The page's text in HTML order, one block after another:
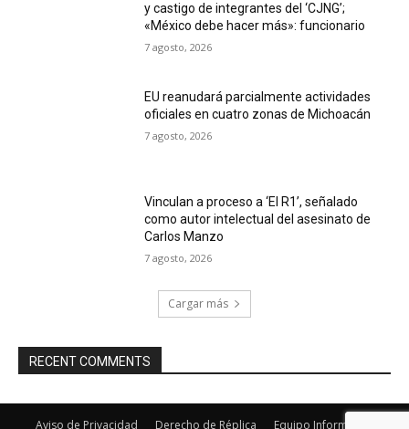
y castigo de integrantes del ‘CJNG’;
«México debe hacer más»: funcionario
7 agosto, 2026
EU reanudará parcialmente actividades
oficiales en cuatro zonas de Michoacán
7 agosto, 2026
Vinculan a proceso a ‘El R1’, señalado
como autor intelectual del asesinato de
Carlos Manzo
7 agosto, 2026
Cargar más
RECENT COMMENTS
Aviso de Privacidad Derecho de Réplica Equipo Informativo